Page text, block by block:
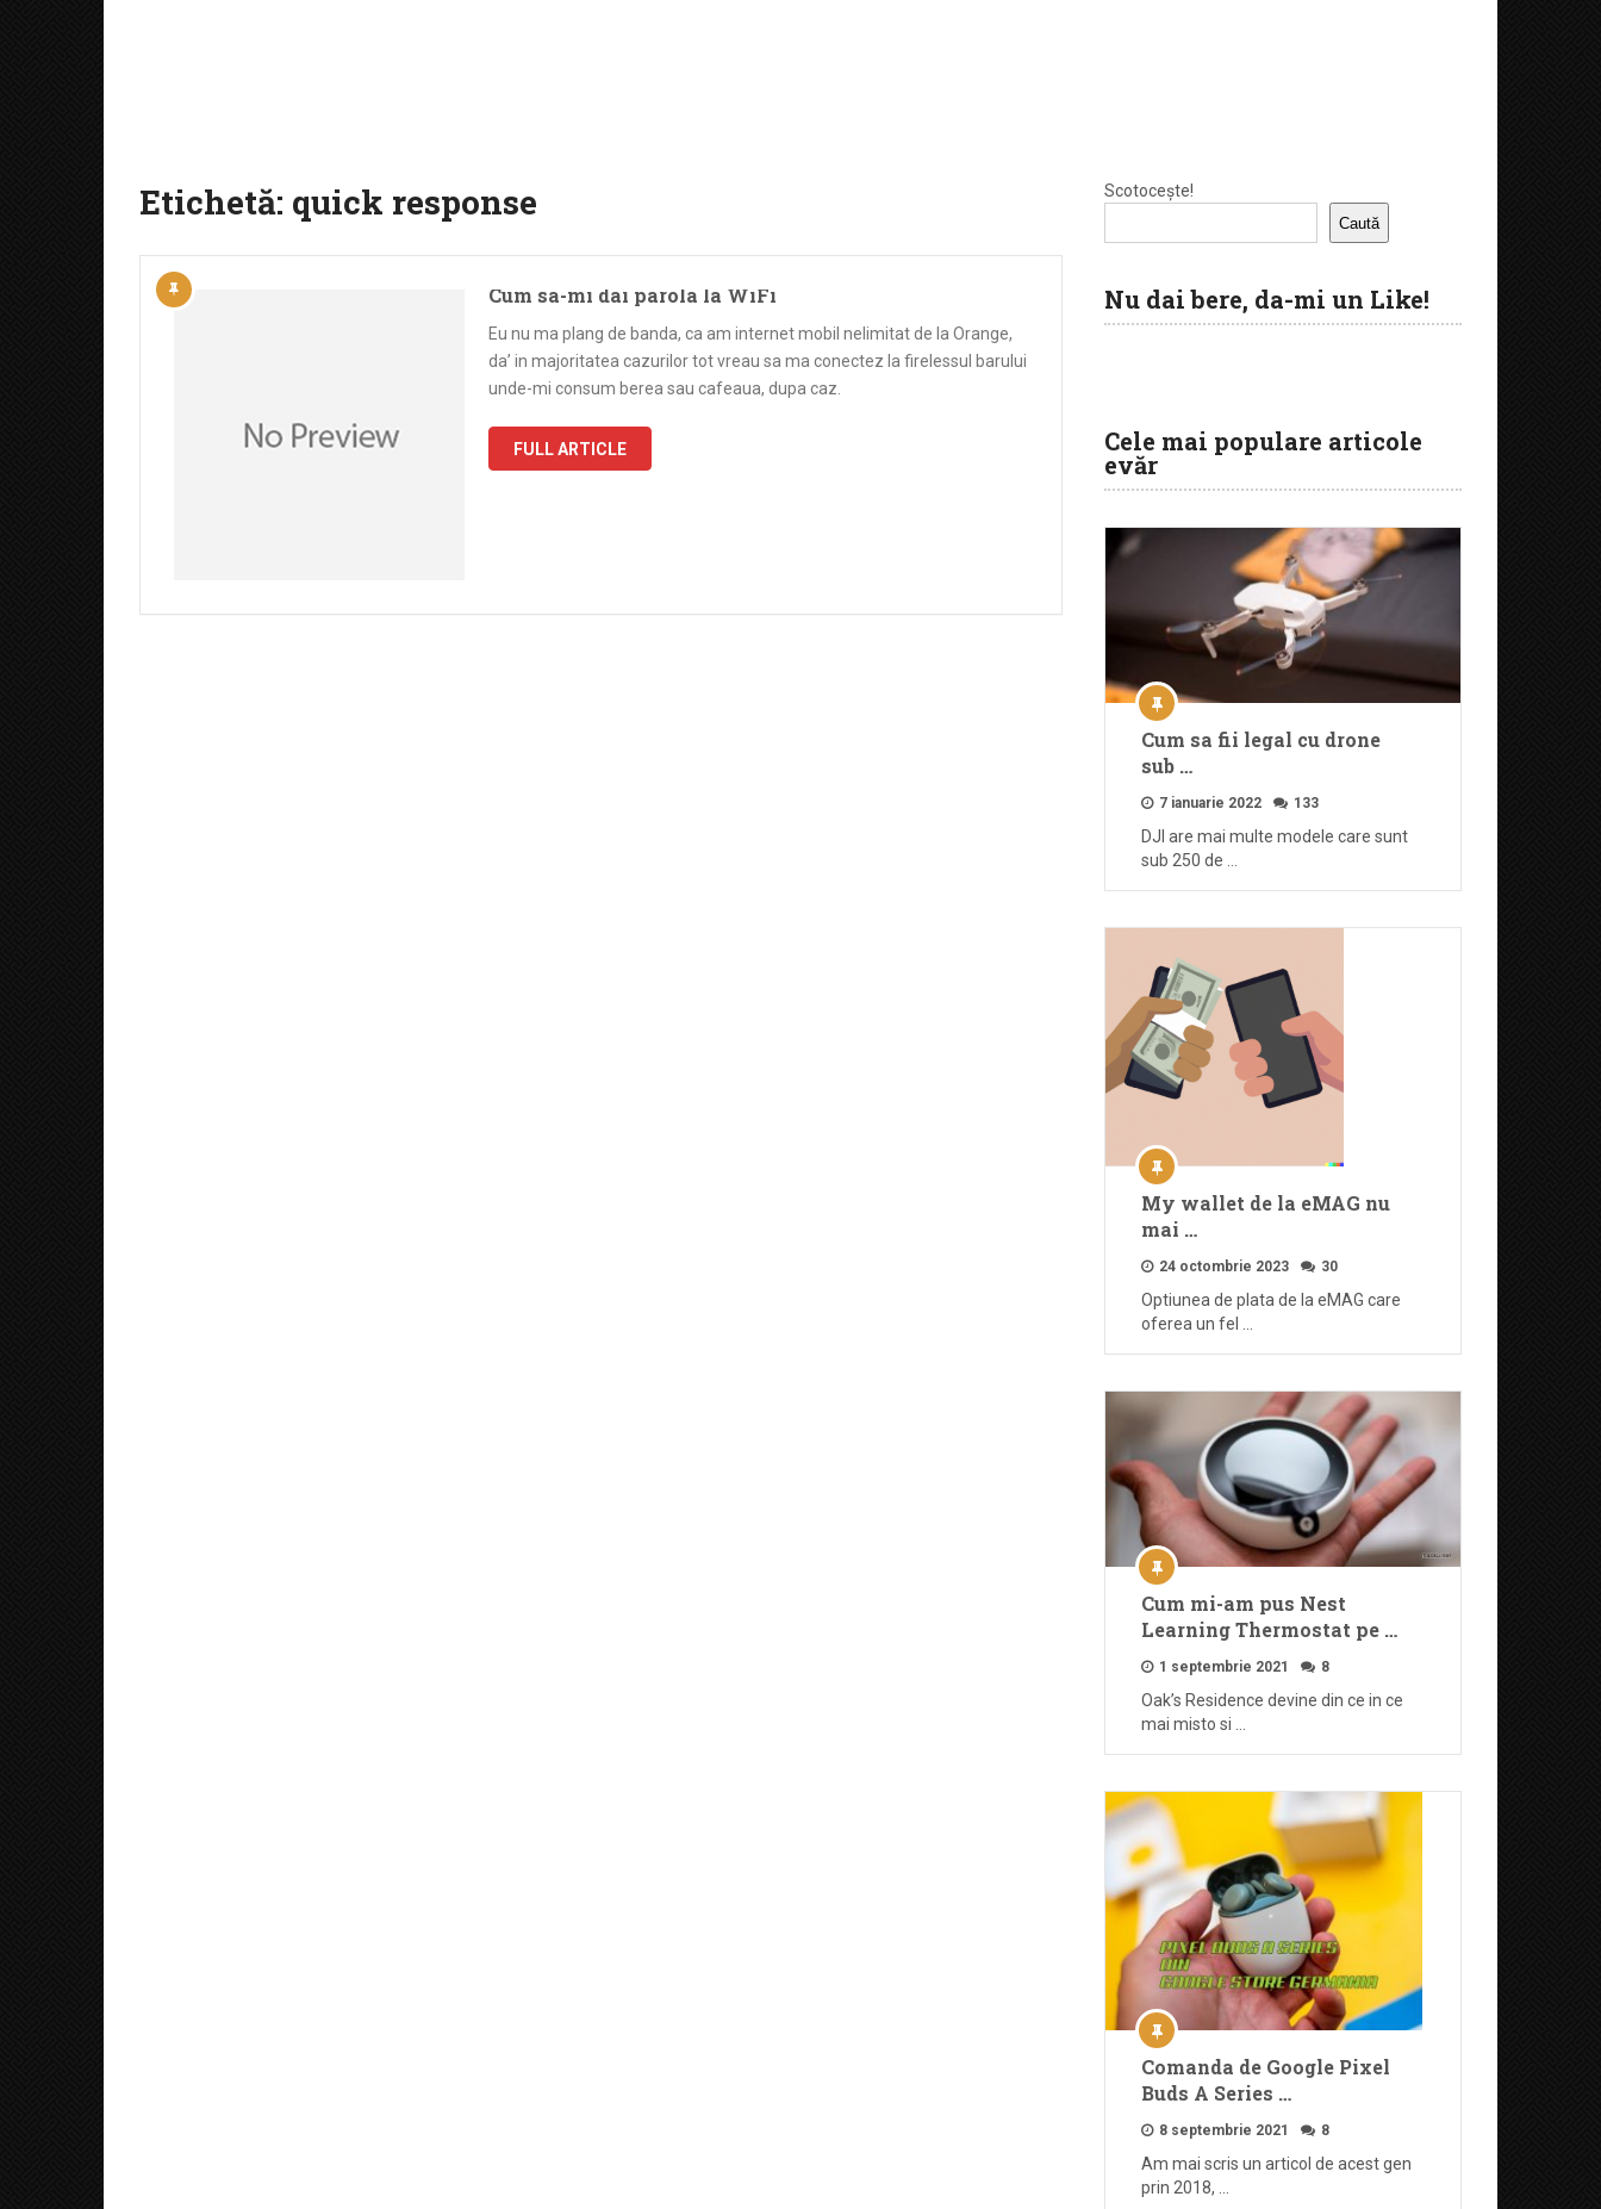
Etichetă: quick response
Cum sa-mi dai parola la WiFi
Eu nu ma plang de banda, ca am internet mobil nelimitat de la Orange,
da’ in majoritatea cazurilor tot vreau sa ma conectez la firelessul barului
unde-mi consum berea sau cafeaua, dupa caz.
FULL ARTICLE
Scotocește!
Caută
Nu dai bere, da-mi un Like!
Cele mai populare articole
evăr
Cum sa fii legal cu drone
sub …
7 ianuarie 2022 133
DJI are mai multe modele care sunt
sub 250 de …
My wallet de la eMAG nu
mai …
24 octombrie 2023 30
Optiunea de plata de la eMAG care
oferea un fel …
Cum mi-am pus Nest
Learning Thermostat pe …
1 septembrie 2021 8
Oak’s Residence devine din ce in ce
mai misto si …
Comanda de Google Pixel
Buds A Series …
8 septembrie 2021 8
Am mai scris un articol de acest gen
prin 2018, …